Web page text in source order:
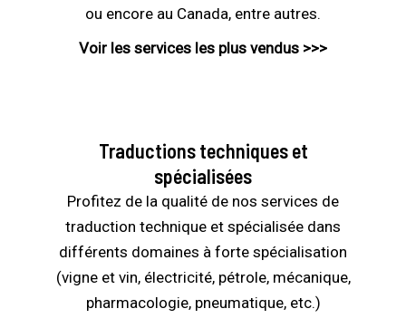
ou encore au Canada, entre autres.
Voir les services les plus vendus >>>
Traductions techniques et
spécialisées
Profitez de la qualité de nos services de
traduction technique et spécialisée dans
différents domaines à forte spécialisation
(vigne et vin, électricité, pétrole, mécanique,
pharmacologie, pneumatique, etc.)